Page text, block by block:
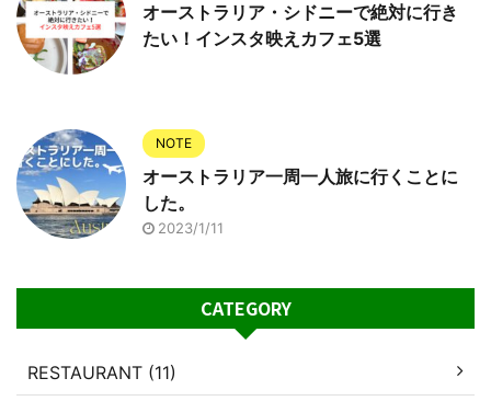
オーストラリア・シドニーで絶対に行き
たい！インスタ映えカフェ5選
NOTE
オーストラリア一周一人旅に行くことに
した。
2023/1/11
CATEGORY
RESTAURANT (11)